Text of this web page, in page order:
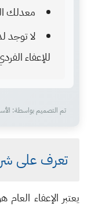
معدلك السنوي
للإعفاء
تم التصميم بواسطة:
تعرف على
يعتبر الإعفاء